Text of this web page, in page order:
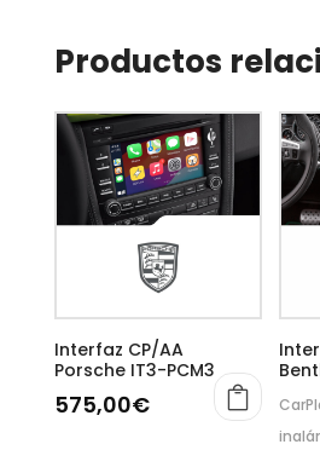
Productos
Interfaz CP/AA
Porsche IT3-PCM3
575,00€